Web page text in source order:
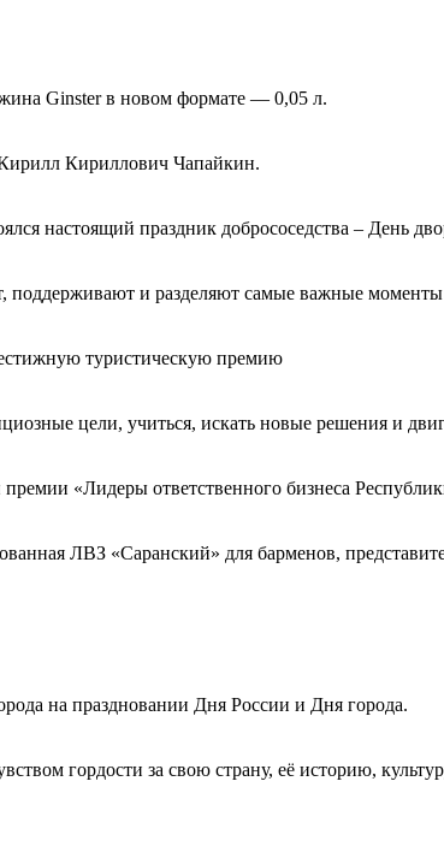
Ginster в новом формате — 0,05 л.
Кириллович Чапайкин.
настоящий праздник добрососедства – День
поддерживают и разделяют самые важные
туристическую премию
цели, учиться, искать новые решения и
«Лидеры ответственного бизнеса
ЛВЗ «Саранский» для барменов,
на праздновании Дня России и Дня города.
гордости за свою страну, её историю,